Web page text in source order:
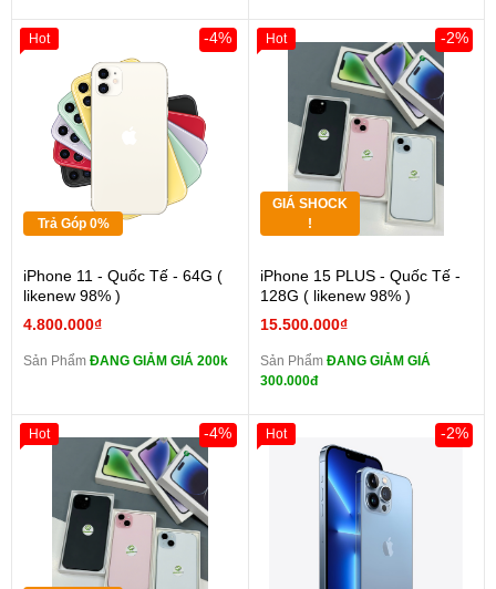
Trả Góp 0%
iPhone 11 - Quốc Tế - 64G (
likenew 98% )
4.800.000₫
-4%
Sản Phẩm ĐANG GIẢM GIÁ 200k
Hot
GIÁ SHOCK
!
iPhone 15 PLUS - Quốc Tế -
128G ( likenew 98% )
15.500.000₫
-2%
Sản Phẩm ĐANG GIẢM GIÁ
300.000đ
Hot
-4%
Hot -2%
Hot